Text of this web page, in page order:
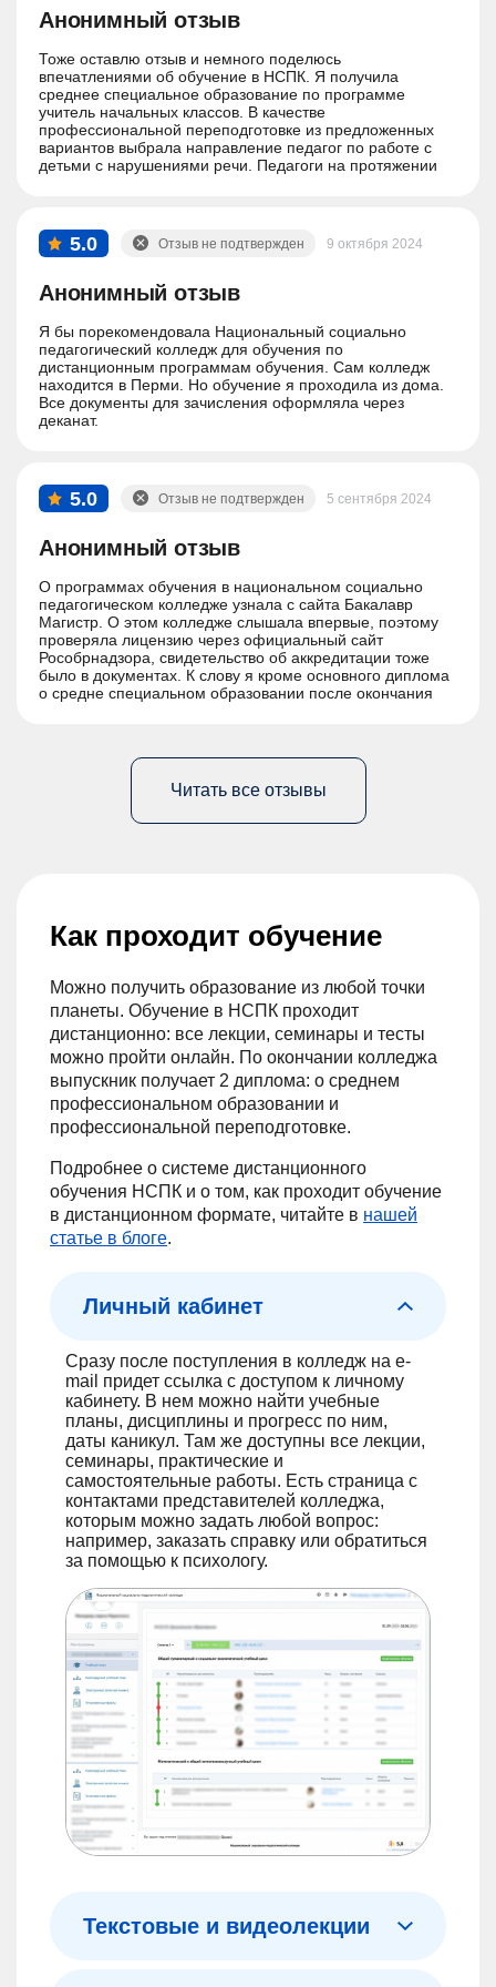
Анонимный отзыв
Тоже оставлю отзыв и немного поделюсь
впечатлениями об обучение в НСПК. Я получила
среднее специальное образование по программе
учитель начальных классов. В качестве
профессиональной переподготовке из предложенных
вариантов выбрала направление педагог по работе с
детьми с нарушениями речи. Педагоги на протяжении
все решаемо если чуть-чуть напрячься. Спасибо,
прекрасный опыт!
5.0
Анонимный отзыв
9 октября 2024
Отзыв не подтвержден
Я бы порекомендовала Национальный социально
педагогический колледж для обучения по
дистанционным программам обучения. Сам колледж
находится в Перми. Но обучение я проходила из дома.
Все документы для зачисления оформляла через
деканат.
5.0
Анонимный отзыв
5 сентября 2024
Отзыв не подтвержден
О программах обучения в национальном социально
педагогическом колледже узнала с сайта Бакалавр
Магистр. О этом колледже слышала впервые, поэтому
проверяла лицензию через официальный сайт
Рособрнадзора, свидетельство об аккредитации тоже
было в документах. К слову я кроме основного диплома
о средне специальном образовании после окончания
Читать все отзывы
Как проходит обучение
Можно получить образование из любой точки
планеты. Обучение в НСПК проходит
дистанционно: все лекции, семинары и тесты
можно пройти онлайн. По окончании колледжа
выпускник получает 2 диплома: о среднем
профессиональном образовании и
профессиональной переподготовке.
Подробнее о системе дистанционного
обучения НСПК и о том, как проходит обучение
в дистанционном формате, читайте в нашей
статье в блоге.
Личный кабинет
Сразу после поступления в колледж на e-
mail придет ссылка с доступом к личному
кабинету. В нем можно найти учебные
планы, дисциплины и прогресс по ним,
даты каникул. Там же доступны все лекции,
семинары, практические и
самостоятельные работы. Есть страница с
контактами представителей колледжа,
которым можно задать любой вопрос:
например, заказать справку или обратиться
за помощью к психологу.
Текстовые и видеолекции